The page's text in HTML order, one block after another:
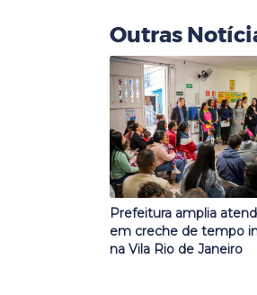
Outras
Prefeitura amplia
em creche de tempo
na Vila Rio de Janeiro